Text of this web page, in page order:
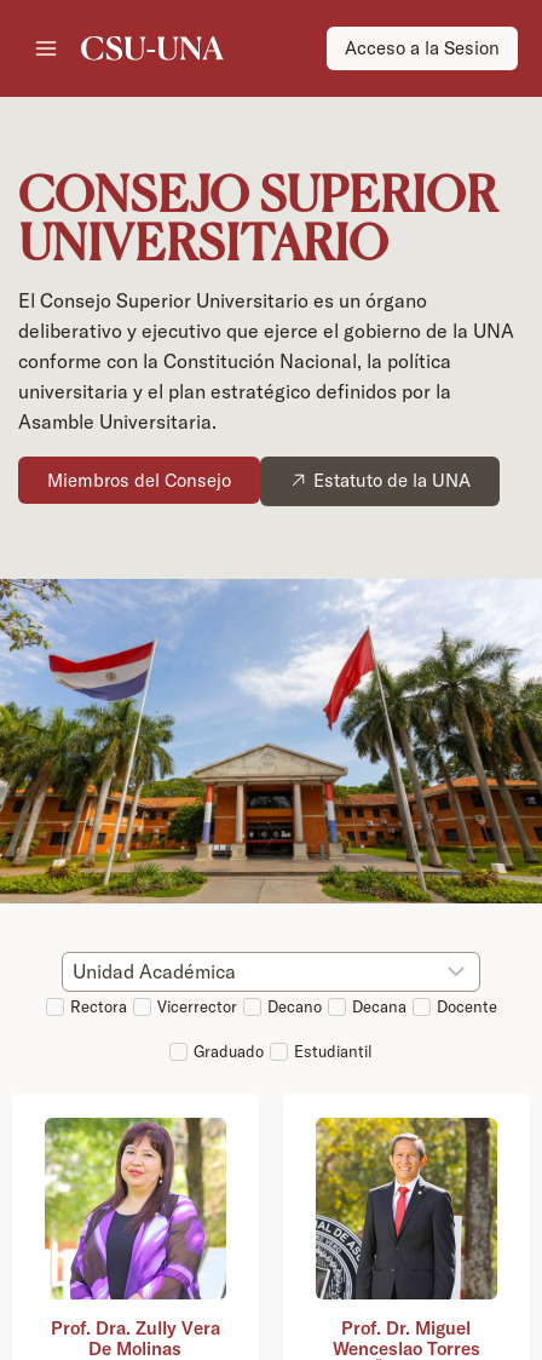
Acceso a la Sesion
CONSEJO SUPERIOR
UNIVERSITARIO
El Consejo Superior Universitario es un órgano
deliberativo y ejecutivo que ejerce el gobierno de la UNA
conforme con la Constitución Nacional, la política
universitaria y el plan estratégico definidos por la
Asamble Universitaria.
Miembros del Consejo Estatuto de la UNA
Rectora Vicerrector Decano Decana Docente
Graduado Estudiantil
Prof. Dra. Zully Vera
De Molinas
Prof. Dr. Miguel
Wenceslao Torres